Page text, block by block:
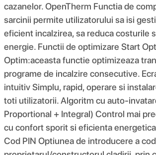
cazanelor. OpenTherm Functia de
sarcinii permite utilizatorului sa isi
eficient incalzirea, sa reduca costurile
energie. Functii de optimizare Start
Optim:aceasta functie optimizeaza
programe de incalzire consecutive.
intuitiv Simplu, rapid, operare si
toti utilizatorii. Algoritm cu auto-
Proportional + Integral) Control mai
cu confort sporit si eficienta
Cod PIN Optiunea de introducere a